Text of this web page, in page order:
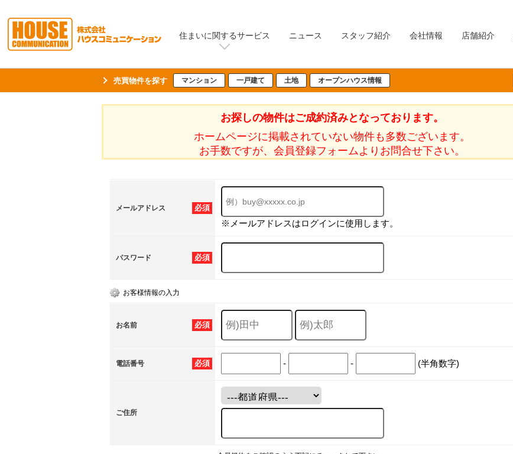
住まいに関するサービス ニュース スタッフ紹介 会社情報 店舗紹介
売買物件を探す マンション 一戸建て 土地 オープンハウス情報
お探しの物件はご成約済みとなっております。
ホームページに掲載されていない物件も多数ございます。
お手数ですが、会員登録フォームよりお問合せ下さい。
必須
メールアドレス
※メールアドレスはログインに使用します。
必須
パスワード
お客様情報の入力
必須
お名前
必須
電話番号 - - (半角数字)
ご住所